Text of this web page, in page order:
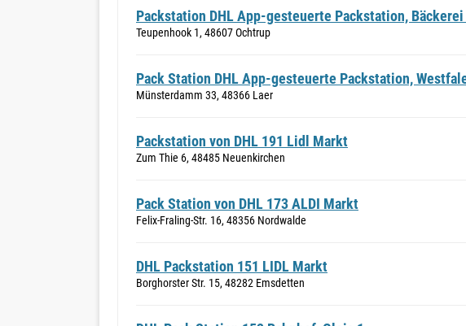
Packstation DHL App-gesteuerte Packstation, Bäckerei
Teupenhook 1, 48607 Ochtrup
Pack Station DHL App-gesteuerte Packstation,
Münsterdamm 33, 48366 Laer
Packstation von DHL 191 Lidl Markt
Zum Thie 6, 48485 Neuenkirchen
Pack Station von DHL 173 ALDI Markt
Felix-Fraling-Str. 16, 48356 Nordwalde
DHL Packstation 151 LIDL Markt
Borghorster Str. 15, 48282 Emsdetten